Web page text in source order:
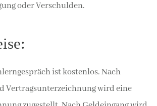
oder Verschulden.
ist kostenlos. Nach
Vertragsunterzeichnung wird eine